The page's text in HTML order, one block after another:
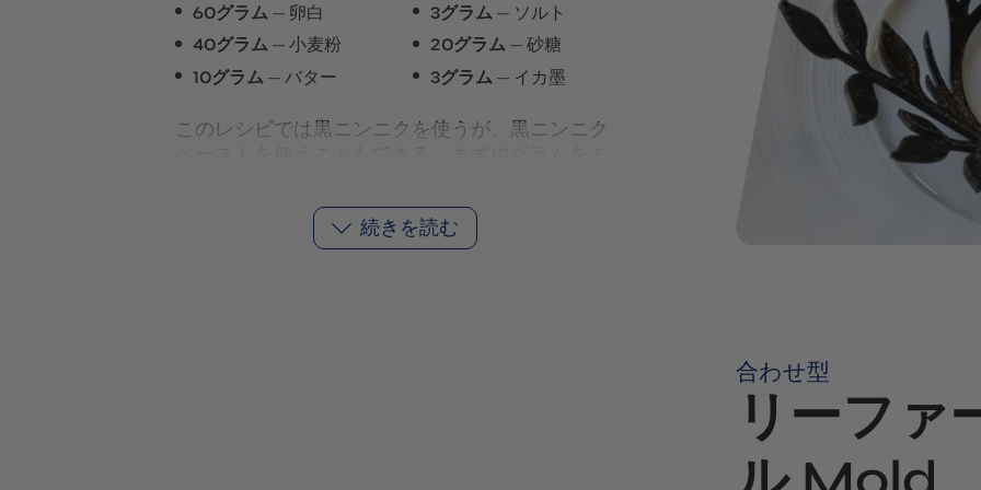
60グラム 卵白 3グラム
ソルト
40グラム
小麦粉 20グラム
砂糖
10グラム
バター 3グラム イカ墨
このレシピでは黒ニンニクを使うが、黒ニンニク
ター、イカ墨を加える。これを滑らかになるまで
ミキサーにかける。なめらかになったら
.その後、160℃で15分間、カラッとするまで焼
続きを読む
合わせ型
リーファ